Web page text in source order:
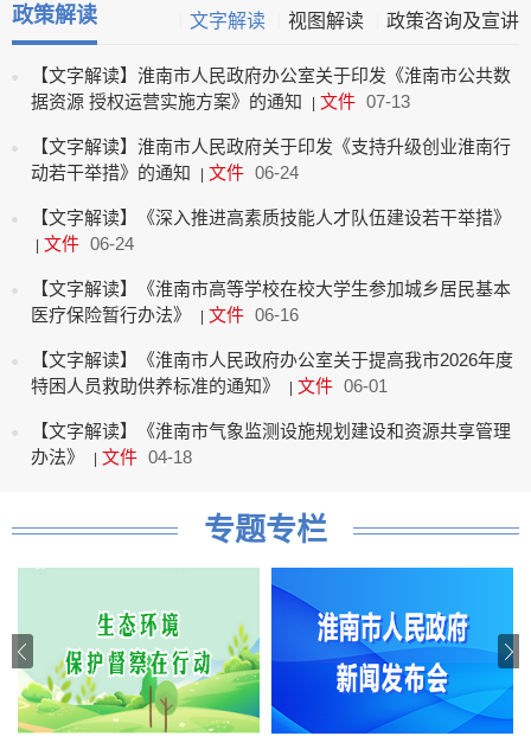
政策解读 文字解读 视图解读 政策咨询及宣讲
【文字解读】淮南市人民政府办公室关于印发《淮南市公共数
据资源 授权运营实施方案》的通知
文件 07-13
【文字解读】淮南市人民政府关于印发《支持升级创业淮南行
动若干举措》的通知
文件 06-24
【文字解读】《深入推进高素质技能人才队伍建设若干举措》
文件 06-24
【文字解读】《淮南市高等学校在校大学生参加城乡居民基本
医疗保险暂行办法》
文件 06-16
【文字解读】《淮南市人民政府办公室关于提高我市2026年度
特困人员救助供养标准的通知》
文件 06-01
【文字解读】《淮南市气象监测设施规划建设和资源共享管理
办法》
文件 04-18
专题专栏